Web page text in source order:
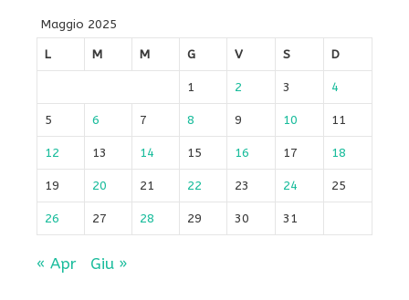
Maggio 2025
L
M M G V S D
1 2 3 4
5 6 7 8 9 10 11
12 13 14 15 16 17 18
19 20 21 22 23 24 25
26 27 28 29 30 31
« Apr Giu »